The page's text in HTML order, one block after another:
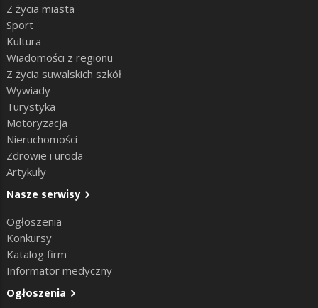
Z życia miasta
Sport
Kultura
Wiadomości z regionu
Z życia suwalskich szkół
Wywiady
Turystyka
Motoryzacja
Nieruchomości
Zdrowie i uroda
Artykuły
Nasze serwisy
Ogłoszenia
Konkursy
Katalog firm
Informator medyczny
Ogłoszenia